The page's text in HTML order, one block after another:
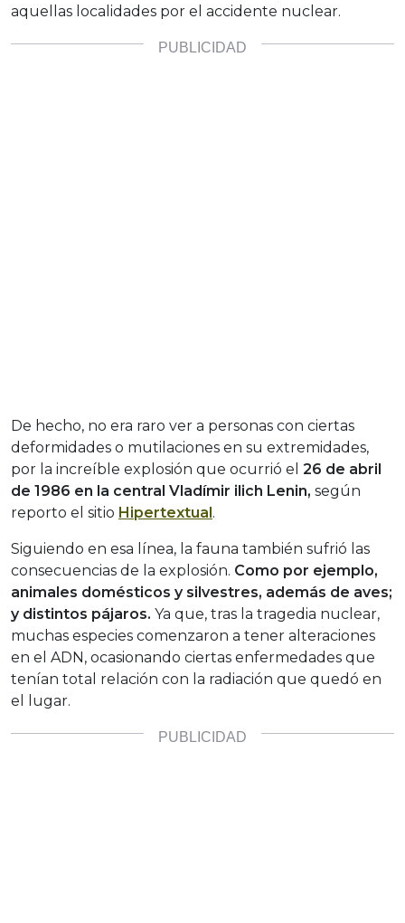
aquellas localidades por el accidente nuclear.
De hecho, no era raro ver a personas con ciertas
deformidades o mutilaciones en su extremidades,
por la increíble explosión que ocurrió el 26 de abril
de 1986 en la central Vladímir ilich Lenin, según
reporto el sitio Hipertextual .
Siguiendo en esa línea, la fauna también sufrió las
consecuencias de la explosión. Como por ejemplo,
animales domésticos y silvestres, además de aves;
y distintos pájaros. Ya que, tras la tragedia nuclear,
muchas especies comenzaron a tener alteraciones
en el ADN, ocasionando ciertas enfermedades que
tenían total relación con la radiación que quedó en
el lugar.